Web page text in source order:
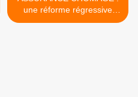
une réforme régressive
imposée de bout en bout >